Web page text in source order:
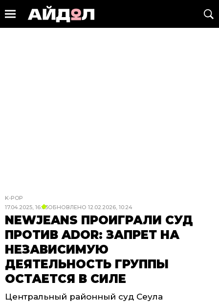
K-POP
17.04.2025, 16:03ОБНОВЛЕНО 12.02.2026, 10:24
NEWJEANS ПРОИГРАЛИ СУД
ПРОТИВ ADOR: ЗАПРЕТ НА
НЕЗАВИСИМУЮ
ДЕЯТЕЛЬНОСТЬ ГРУППЫ
ОСТАЕТСЯ В СИЛЕ
Центральный районный суд Сеула